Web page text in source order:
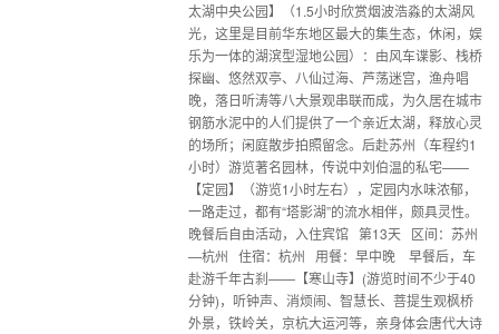
太湖中央公园】（1.5小时欣赏烟波浩淼的太湖风
光，这里是目前华东地区最大的集生态，休闲，娱
乐为一体的湖滨型湿地公园）：由风车谍影、栈桥
探幽、悠然双亭、八仙过海、芦荡迷宫，渔舟唱
晚，落日听涛等八大景观串联而成，为久居在城市
钢筋水泥中的人们提供了一个亲近太湖，释放心灵
的场所；闲庭散步拍照留念。后赴苏州（车程约1
小时）游览著名园林，传说中刘伯温的私宅——
【定园】（游览1小时左右），定园内水味浓郁，
一路走过，都有“塔影湖”的流水相伴，颇具灵性。
晚餐后自由活动，入住宾馆 第13天 区间：苏州
—杭州 住宿：杭州 用餐：早中晚 早餐后，车
赴游千年古刹——【寒山寺】(游览时间不少于40
分钟)，听钟声、消烦闹、智慧长、菩提生观枫桥
外景，铁岭关，京杭大运河等，亲身体会唐代大诗